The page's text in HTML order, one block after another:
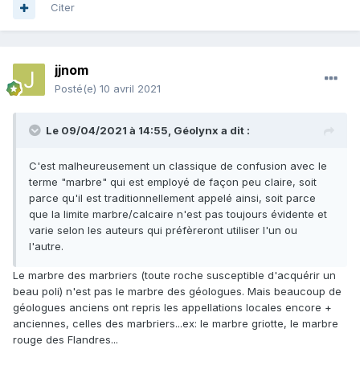
Citer
jjnom
Posté(e) 10 avril 2021
Le 09/04/2021 à 14:55, Géolynx a dit :
C'est malheureusement un classique de confusion avec le
terme "marbre" qui est employé de façon peu claire, soit
parce qu'il est traditionnellement appelé ainsi, soit parce
que la limite marbre/calcaire n'est pas toujours évidente et
varie selon les auteurs qui préfèreront utiliser l'un ou
l'autre.
Le marbre des marbriers (toute roche susceptible d'acquérir un
beau poli) n'est pas le marbre des géologues. Mais beaucoup de
géologues anciens ont repris les appellations locales encore +
anciennes, celles des marbriers...ex: le marbre griotte, le marbre
rouge des Flandres...